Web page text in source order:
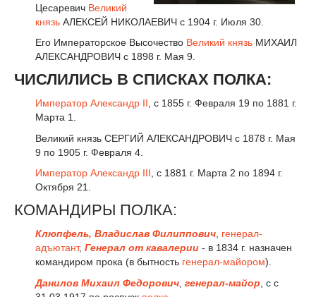
Цесаревич Великий
князь АЛЕКСЕЙ НИКОЛАЕВИЧ с 1904 г. Июля 30.
Его Императорское Высочество Великий князь МИХАИЛ
АЛЕКСАНДРОВИЧ с 1898 г. Мая 9.
ЧИСЛИЛИСЬ В СПИСКАХ ПОЛКА:
Император Александр II , с 1855 г. Февраля 19 по 1881 г.
Марта 1.
Великий князь СЕРГИЙ АЛЕКСАНДРОВИЧ с 1878 г. Мая
9 по 1905 г. Февраля 4.
Император Александр III, с 1881 г. Марта 2 по 1894 г.
Октября 21.
КОМАНДИРЫ ПОЛКА:
Клюпфель, Владислав Филиппович генерал-
адъютант, Генерал от кавалерии - в 1834 г. назначен
командиром прока (в бытность генерал-майором).
Данилов Михаил Федорович генерал-майор , с с